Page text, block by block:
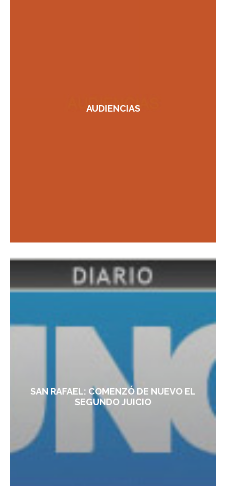
AUDIENCIAS
SAN RAFAEL: COMENZÓ DE NUEVO EL
SEGUNDO JUICIO